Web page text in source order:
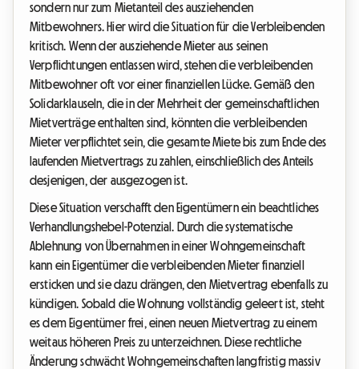
sondern nur zum Mietanteil des ausziehenden
Mitbewohners. Hier wird die Situation für die Verbleibenden
kritisch. Wenn der ausziehende Mieter aus seinen
Verpflichtungen entlassen wird, stehen die verbleibenden
Mitbewohner oft vor einer finanziellen Lücke. Gemäß den
Solidarklauseln, die in der Mehrheit der gemeinschaftlichen
Mietverträge enthalten sind, könnten die verbleibenden
Mieter verpflichtet sein, die gesamte Miete bis zum Ende des
laufenden Mietvertrags zu zahlen, einschließlich des Anteils
desjenigen, der ausgezogen ist.
Diese Situation verschafft den Eigentümern ein beachtliches
Verhandlungshebel-Potenzial. Durch die systematische
Ablehnung von Übernahmen in einer Wohngemeinschaft
kann ein Eigentümer die verbleibenden Mieter finanziell
ersticken und sie dazu drängen, den Mietvertrag ebenfalls zu
kündigen. Sobald die Wohnung vollständig geleert ist, steht
es dem Eigentümer frei, einen neuen Mietvertrag zu einem
weitaus höheren Preis zu unterzeichnen. Diese rechtliche
Änderung schwächt Wohngemeinschaften langfristig massiv